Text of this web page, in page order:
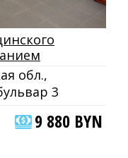
обл.,
3
9 880 BYN